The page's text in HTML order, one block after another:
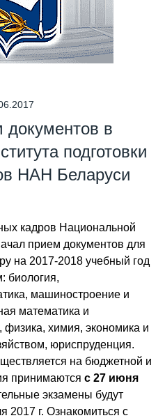
документов в
подготовки
НАН Беларуси
кадров Национальной
прием документов для
на 2017-2018 учебный год
биология,
машиностроение и
математика и
химия, экономика и
юриспруденция.
на бюджетной и
принимаются с 27 июня
экзамены будут
2017 г. Ознакомиться с